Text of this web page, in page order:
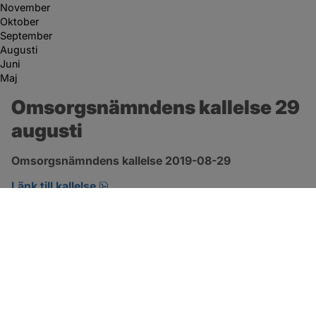
November
Oktober
September
Augusti
Juni
Maj
Omsorgsnämndens kallelse 29
augusti
Omsorgsnämndens kallelse 2019-08-29
Länk till kallelse
pdf, öppnas i nytt fönster.